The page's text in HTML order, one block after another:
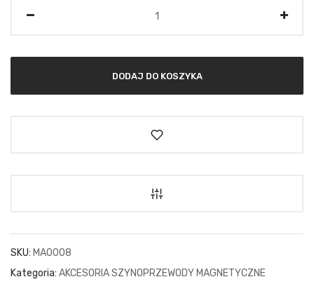
DODAJ DO KOSZYKA
SKU: MA0008
Kategoria: AKCESORIA SZYNOPRZEWODY MAGNETYCZNE